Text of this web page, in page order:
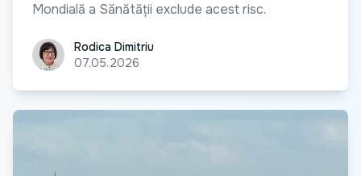
Mondială a Sănătății exclude acest risc.
Rodica Dimitriu
Rodica Dimitriu
07.05.2026